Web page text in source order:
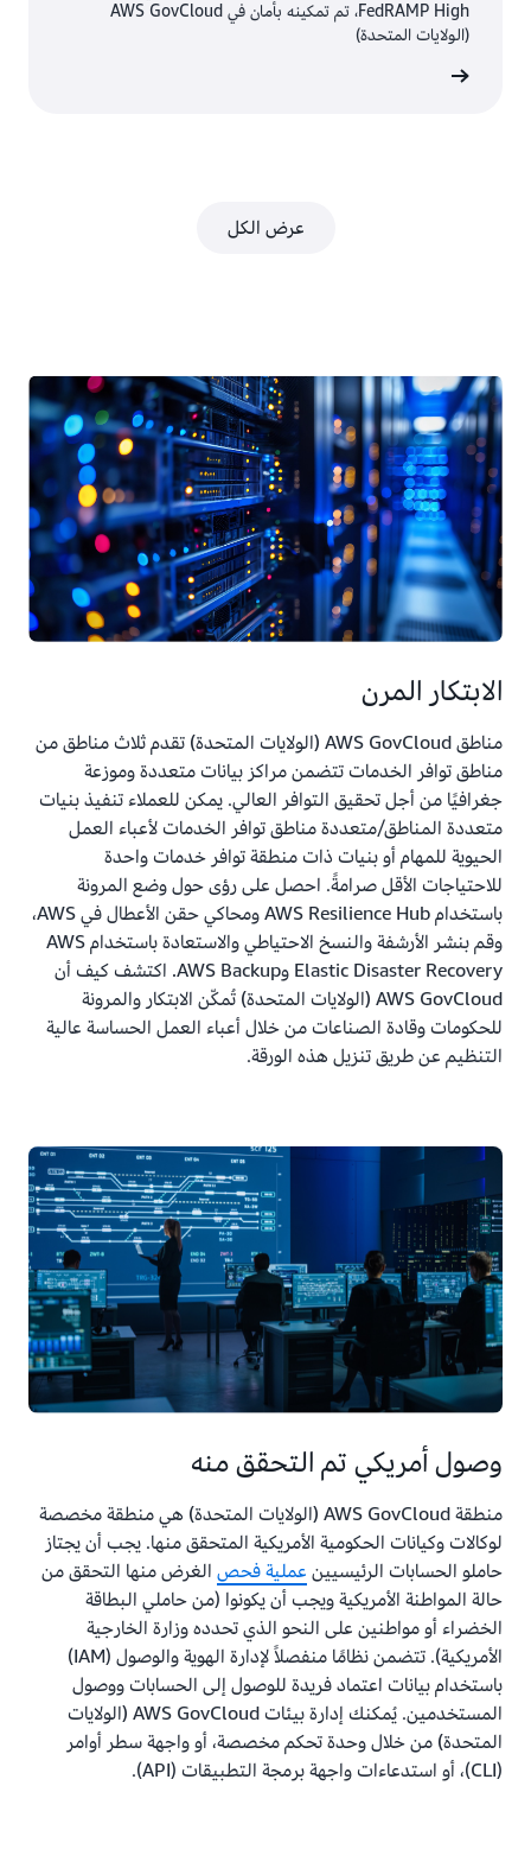
FedRAMP High، تم تمكينه بأمان في AWS GovCloud
(الولايات المتحدة)
عرض الكل
الابتكار المرن
مناطق AWS GovCloud (الولايات المتحدة) تقدم ثلاث مناطق من
مناطق توافر الخدمات تتضمن مراكز بيانات متعددة وموزعة
جغرافيًا من أجل تحقيق التوافر العالي. يمكن للعملاء تنفيذ بنيات
متعددة المناطق/متعددة مناطق توافر الخدمات لأعباء العمل
الحيوية للمهام أو بنيات ذات منطقة توافر خدمات واحدة
للاحتياجات الأقل صرامةً. احصل على رؤى حول وضع المرونة
باستخدام AWS Resilience Hub ومحاكي حقن الأعطال في AWS،
وقم بنشر الأرشفة والنسخ الاحتياطي والاستعادة باستخدام AWS
Elastic Disaster Recovery وAWS Backup. اكتشف كيف أن
AWS GovCloud (الولايات المتحدة) تُمكّن الابتكار والمرونة
للحكومات وقادة الصناعات من خلال أعباء العمل الحساسة عالية
التنظيم عن طريق تنزيل هذه الورقة.
وصول أمريكي تم التحقق منه
منطقة AWS GovCloud (الولايات المتحدة) هي منطقة مخصصة
لوكالات وكيانات الحكومية الأمريكية المتحقق منها. يجب أن يجتاز
حاملو الحسابات الرئيسيين عملية فحص الغرض منها التحقق من
حالة المواطنة الأمريكية ويجب أن يكونوا (من حاملي البطاقة
الخضراء أو مواطنين على النحو الذي تحدده وزارة الخارجية
الأمريكية). تتضمن نظامًا منفصلاً لإدارة الهوية والوصول (IAM)
باستخدام بيانات اعتماد فريدة للوصول إلى الحسابات ووصول
المستخدمين. يُمكنك إدارة بيئات AWS GovCloud (الولايات
المتحدة) من خلال وحدة تحكم مخصصة، أو واجهة سطر أوامر
(CLI)، أو استدعاءات واجهة برمجة التطبيقات (API).